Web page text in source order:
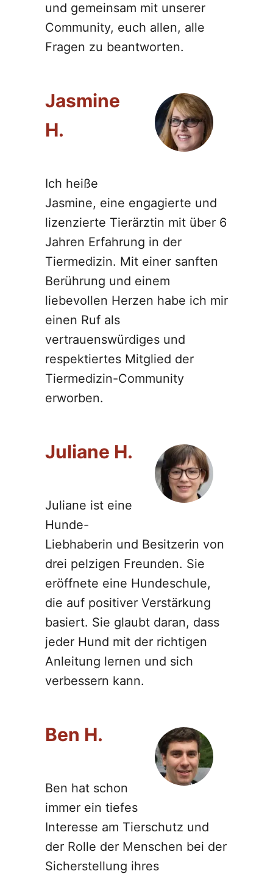
und gemeinsam mit unserer
Community, euch allen, alle
Fragen zu beantworten.
Jasmine
H.
Ich heiße
Jasmine, eine engagierte und
lizenzierte Tierärztin mit über 6
Jahren Erfahrung in der
Tiermedizin. Mit einer sanften
Berührung und einem
liebevollen Herzen habe ich mir
einen Ruf als
vertrauenswürdiges und
respektiertes Mitglied der
Tiermedizin-Community
erworben.
Juliane H.
Juliane ist eine
Hunde-
Liebhaberin und Besitzerin von
drei pelzigen Freunden. Sie
eröffnete eine Hundeschule,
die auf positiver Verstärkung
basiert. Sie glaubt daran, dass
jeder Hund mit der richtigen
Anleitung lernen und sich
verbessern kann.
Ben H.
Ben hat schon
immer ein tiefes
Interesse am Tierschutz und
der Rolle der Menschen bei der
Sicherstellung ihres